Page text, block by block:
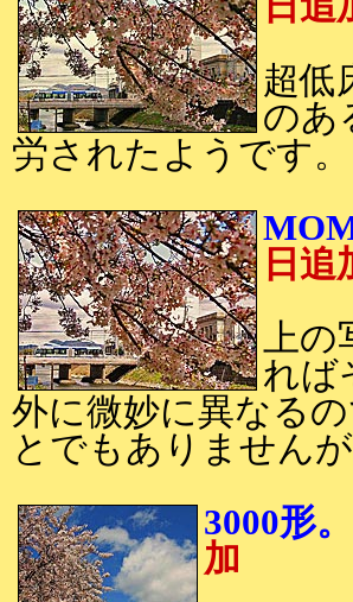
超低
のあ
労されたようです。
日追
上の
れば
外に微妙に異なる
とでもありませんが
3000
加